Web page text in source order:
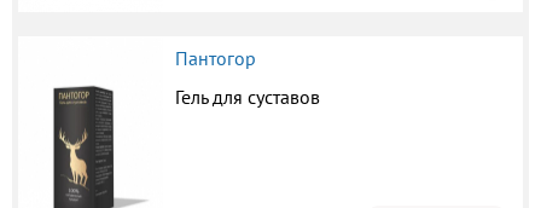
Пантогор
Гель для суставов